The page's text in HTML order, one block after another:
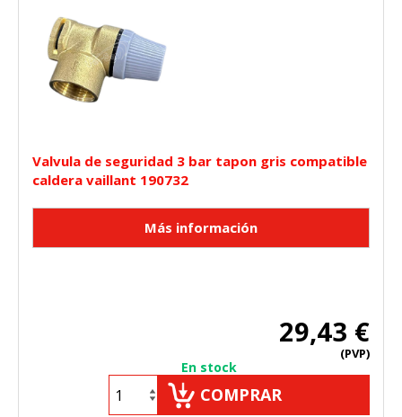
Valvula de seguridad 3 bar tapon gris compatible
caldera vaillant 190732
29,43 €
(PVP)
En stock
COMPRAR